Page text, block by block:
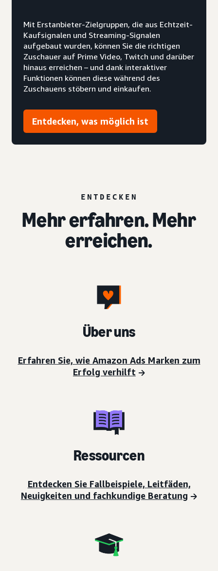
Mit Erstanbieter-Zielgruppen, die aus Echtzeit-
Kaufsignalen und Streaming-Signalen
aufgebaut wurden, können Sie die richtigen
Zuschauer auf Prime Video, Twitch und darüber
hinaus erreichen – und dank interaktiver
Funktionen können diese während des
Zuschauens stöbern und einkaufen.
Entdecken, was möglich ist
ENTDECKEN
Mehr erfahren. Mehr
erreichen.
Über uns
Erfahren Sie, wie Amazon Ads Marken zum
Erfolg verhilft
Ressourcen
Entdecken Sie Fallbeispiele, Leitfäden,
Neuigkeiten und fachkundige Beratung